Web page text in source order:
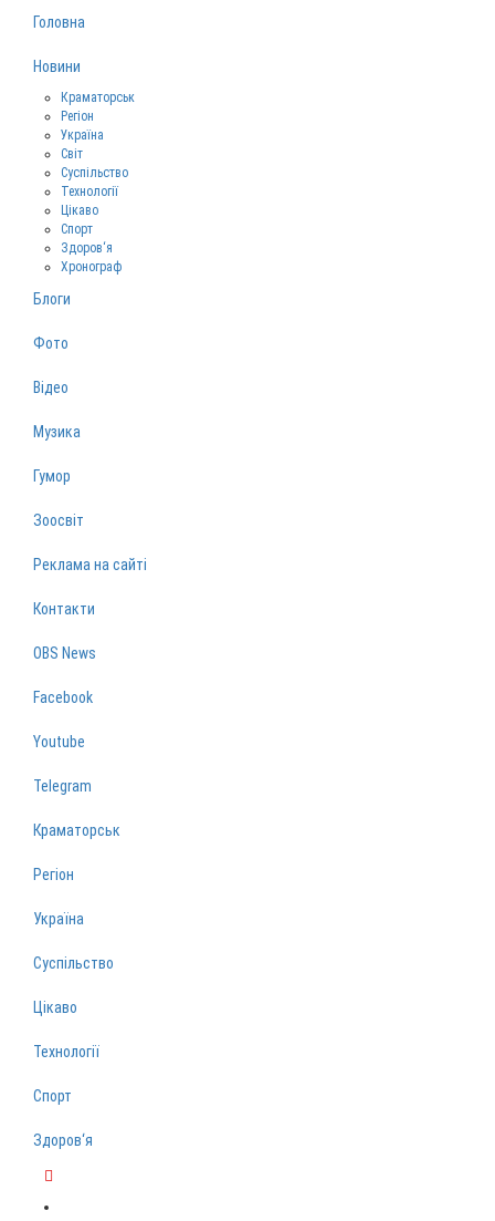
Головна
Новини
Краматорськ
Регіон
Україна
Світ
Суспільство
Технології
Цікаво
Спорт
Здоров‘я
Хронограф
Блоги
Фото
Відео
Музика
Гумор
Зоосвіт
Реклама на сайті
Контакти
OBS News
Facebook
Youtube
Telegram
Краматорськ
Регіон
Україна
Суспільство
Цікаво
Технології
Спорт
Здоров‘я